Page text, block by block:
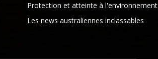
Protection et atteinte à l'environnement
Les news australiennes inclassables